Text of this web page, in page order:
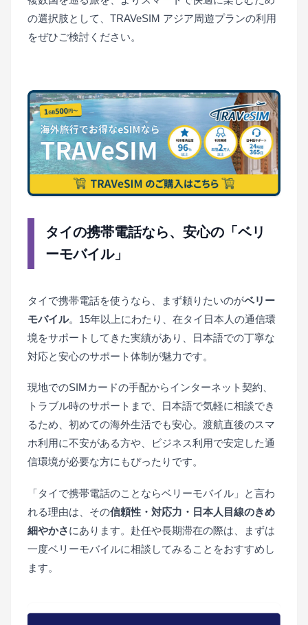
の選択肢として、TRAVeSIM アジア周遊プランの利用
をぜひご検討ください。
タイの携帯電話なら、安心の「ベリ
ーモバイル」
タイで携帯電話を使うなら、まず頼りたいのがベリー
モバイル。15年以上にわたり、在タイ日本人の通信環
境をサポートしてきた実績があり、日本語での丁寧な
対応と安心のサポート体制が魅力です。
現地でのSIMカードの手配からインターネット契約、
トラブル時のサポートまで、日本語で気軽に相談でき
るため、初めての海外生活でも安心。渡航直後のスマ
ホ利用に不安がある方や、ビジネス利用で安定した通
信環境が必要な方にもぴったりです。
「タイで携帯電話のことならベリーモバイル」と言わ
れる理由は、その信頼性・対応力・日本人目線のきめ
細やかさにあります。赴任や長期滞在の際は、まずは
一度ベリーモバイルに相談してみることをおすすめし
ます。